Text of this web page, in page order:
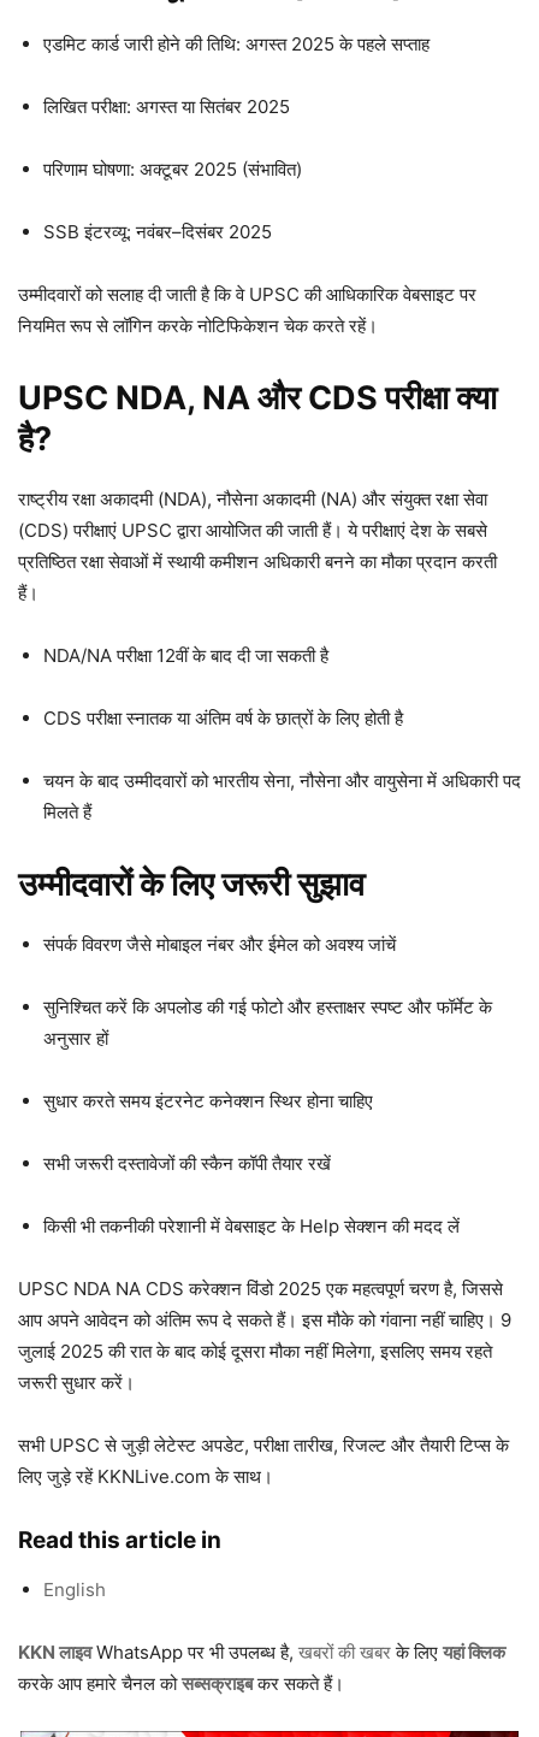
एडमिट कार्ड जारी होने की तिथि: अगस्त 2025 के पहले सप्ताह
लिखित परीक्षा: अगस्त या सितंबर 2025
परिणाम घोषणा: अक्टूबर 2025 (संभावित)
SSB इंटरव्यू: नवंबर–दिसंबर 2025
उम्मीदवारों को सलाह दी जाती है कि वे UPSC की आधिकारिक वेबसाइट पर
नियमित रूप से लॉगिन करके नोटिफिकेशन चेक करते रहें।
UPSC NDA, NA और CDS परीक्षा क्या
है?
राष्ट्रीय रक्षा अकादमी (NDA), नौसेना अकादमी (NA) और संयुक्त रक्षा सेवा
(CDS) परीक्षाएं UPSC द्वारा आयोजित की जाती हैं। ये परीक्षाएं देश के सबसे
प्रतिष्ठित रक्षा सेवाओं में स्थायी कमीशन अधिकारी बनने का मौका प्रदान करती
हैं।
NDA/NA परीक्षा 12वीं के बाद दी जा सकती है
CDS परीक्षा स्नातक या अंतिम वर्ष के छात्रों के लिए होती है
चयन के बाद उम्मीदवारों को भारतीय सेना, नौसेना और वायुसेना में अधिकारी पद
मिलते हैं
उम्मीदवारों के लिए जरूरी सुझाव
संपर्क विवरण जैसे मोबाइल नंबर और ईमेल को अवश्य जांचें
सुनिश्चित करें कि अपलोड की गई फोटो और हस्ताक्षर स्पष्ट और फॉर्मेट के
अनुसार हों
सुधार करते समय इंटरनेट कनेक्शन स्थिर होना चाहिए
सभी जरूरी दस्तावेजों की स्कैन कॉपी तैयार रखें
किसी भी तकनीकी परेशानी में वेबसाइट के Help सेक्शन की मदद लें
UPSC NDA NA CDS करेक्शन विंडो 2025 एक महत्वपूर्ण चरण है, जिससे
आप अपने आवेदन को अंतिम रूप दे सकते हैं। इस मौके को गंवाना नहीं चाहिए। 9
जुलाई 2025 की रात के बाद कोई दूसरा मौका नहीं मिलेगा, इसलिए समय रहते
जरूरी सुधार करें।
सभी UPSC से जुड़ी लेटेस्ट अपडेट, परीक्षा तारीख, रिजल्ट और तैयारी टिप्स के
लिए जुड़े रहें KKNLive.com के साथ।
Read this article in
English
KKN लाइवWhatsApp पर भी उपलब्ध है, खबरों की खबरके लिए यहां क्लिक
करके आप हमारे चैनल कोसब्सक्राइबकर सकते हैं।